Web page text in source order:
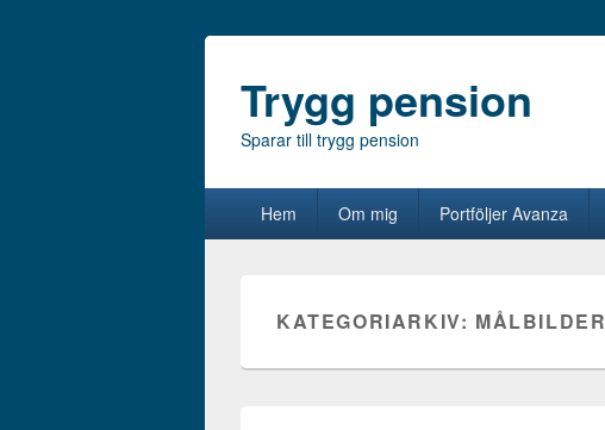
Trygg pension
Sparar till trygg pension
Hem Om mig Portföljer Avanza
KATEGORIARKIV: MÅLBILDER